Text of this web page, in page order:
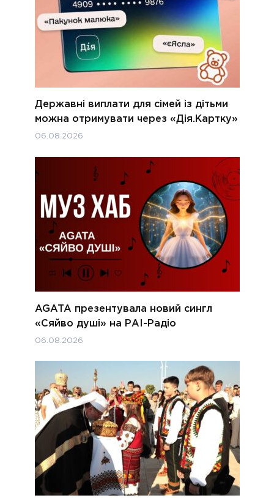
Державні виплати для сімей із дітьми
можна отримувати через «Дія.Картку»
06.08.2026
AGATA презентувала новий сингл
«Сяйво душі» на РАІ-Радіо
06.08.2026